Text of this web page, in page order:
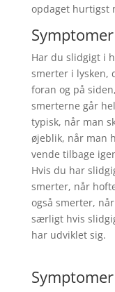
opdaget hurtigst
Har du slidgigt i
smerter i lysken,
foran og på
smerterne går
typisk, når man
øjeblik, når man
vende tilbage
Hvis du har
smerter, når
også smerter,
særligt hvis
har udviklet sig.